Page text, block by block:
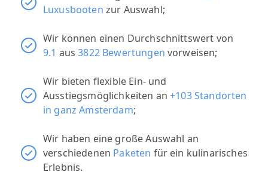
Luxusbooten zur Auswahl;
Wir können einen Durchschnittswert von
9.1 aus3822 Bewertungen vorweisen;
Wir bieten flexible Ein- und
Ausstiegsmöglichkeiten an+103 Standorten
in ganz Amsterdam;
Wir haben eine große Auswahl an
verschiedenen Paketen für ein kulinarisches
Erlebnis.